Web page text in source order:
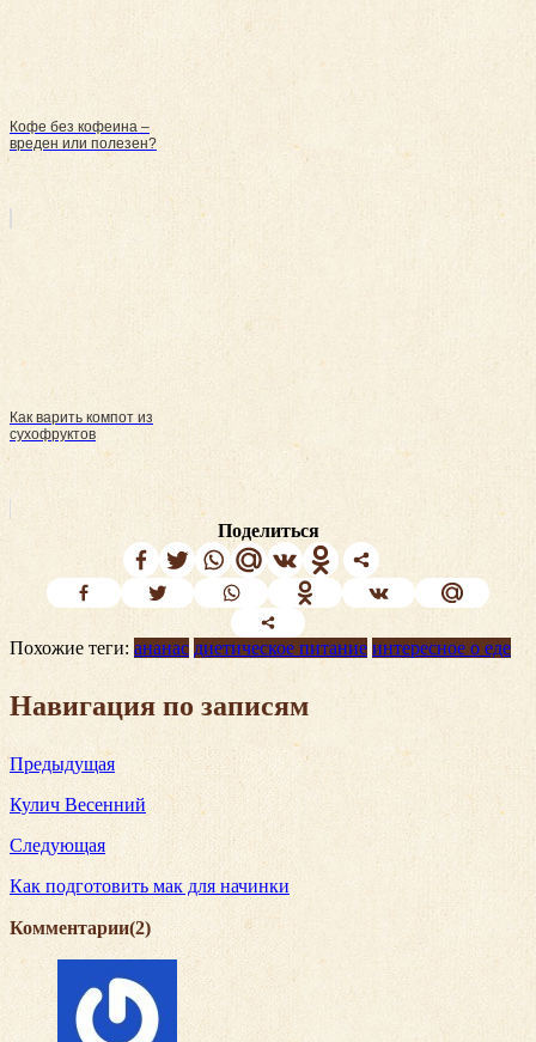
Кофе без кофеина –
вреден или полезен?
Как варить компот из
сухофруктов
Поделиться
Похожие теги: ананас диетическое питание интересное о еде
Навигация по записям
Предыдущая
Кулич Весенний
Следующая
Как подготовить мак для начинки
Комментарии(2)